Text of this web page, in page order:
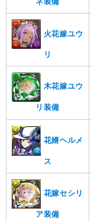
火花嫁ユウ
リ
木花嫁ユウ
リ装備
花婿ヘルメ
ス
花嫁セシリ
ア装備